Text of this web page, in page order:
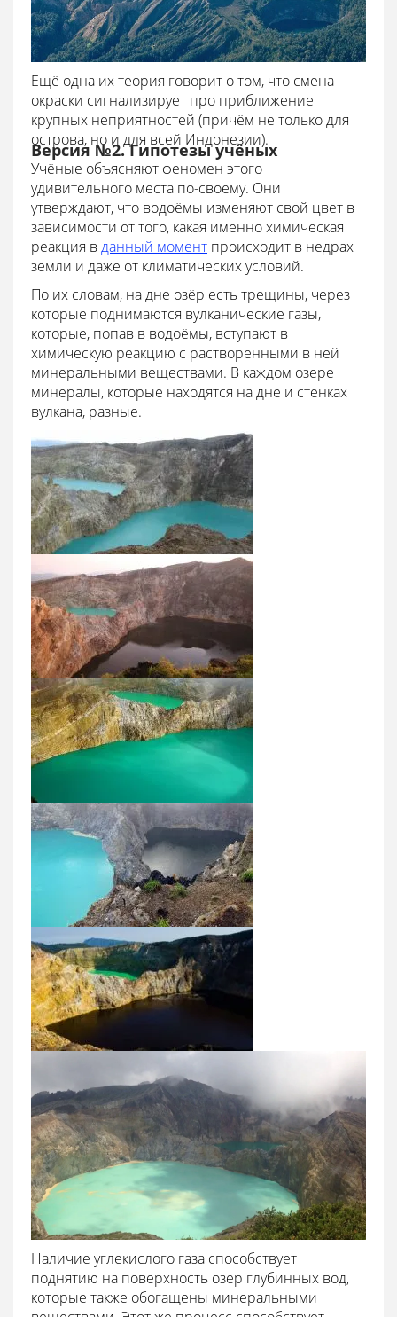
Ещё одна их теория говорит о том, что смена
окраски сигнализирует про приближение
крупных неприятностей (причём не только для
острова, но и для всей Индонезии).
Версия №2. Гипотезы учёных
Учёные объясняют феномен этого
удивительного места по-своему. Они
утверждают, что водоёмы изменяют свой цвет в
зависимости от того, какая именно химическая
реакция вданный момент происходит в недрах
земли и даже от климатических условий.
По их словам, на дне озёр есть трещины, через
которые поднимаются вулканические газы,
которые, попав в водоёмы, вступают в
химическую реакцию с растворёнными в ней
минеральными веществами. В каждом озере
минералы, которые находятся на дне и стенках
вулкана, разные.
Наличие углекислого газа способствует
поднятию на поверхность озер глубинных вод,
которые также обогащены минеральными